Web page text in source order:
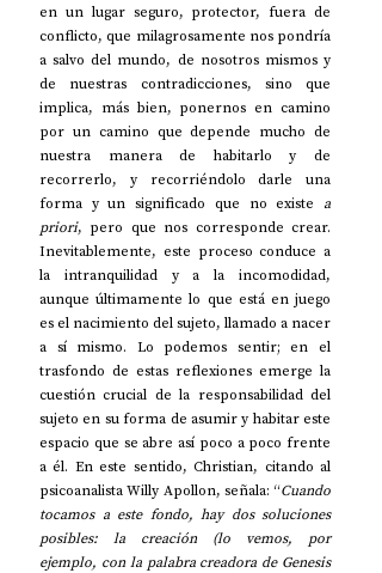
en un lugar seguro, protector, fuera de
conflicto, que milagrosamente nos pondría
a salvo del mundo, de nosotros mismos y
de nuestras contradicciones, sino que
implica, más bien, ponernos en camino
por un camino que depende mucho de
nuestra manera de habitarlo y de
recorrerlo, y recorriéndolo darle una
forma y un significado que no existe a
priori, pero que nos corresponde crear.
Inevitablemente, este proceso conduce a
la intranquilidad y a la incomodidad,
aunque últimamente lo que está en juego
es el nacimiento del sujeto, llamado a nacer
a sí mismo. Lo podemos sentir; en el
trasfondo de estas reflexiones emerge la
cuestión crucial de la responsabilidad del
sujeto en su forma de asumir y habitar este
espacio que se abre así poco a poco frente
a él. En este sentido, Christian, citando al
psicoanalista Willy Apollon, señala: “Cuando
tocamos a este fondo, hay dos soluciones
posibles: la creación (lo vemos, por
ejemplo, con la palabra creadora de Genesis